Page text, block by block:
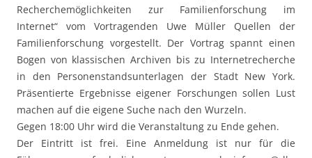
Recherchemöglichkeiten zur Familienforschung im
Internet“ vom Vortragenden Uwe Müller Quellen der
Familienforschung vorgestellt. Der Vortrag spannt einen
Bogen von klassischen Archiven bis zu Internetrecherche
in den Personenstandsunterlagen der Stadt New York.
Präsentierte Ergebnisse eigener Forschungen sollen Lust
machen auf die eigene Suche nach den Wurzeln.
Gegen 18:00 Uhr wird die Veranstaltung zu Ende gehen.
Der Eintritt ist frei. Eine Anmeldung ist nur für die